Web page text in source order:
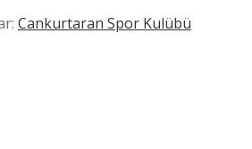
Cankurtaran Spor Kulübü